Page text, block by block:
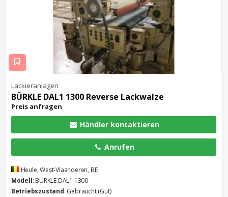
Lackieranlagen
BÜRKLE DAL1 1300 Reverse Lackwalze
Preis anfragen
Händler kontaktieren
Anrufen
Heule, West-Vlaanderen, BE
Modell: BÜRKLE DAL1 1300
Betriebszustand: Gebraucht (Gut)